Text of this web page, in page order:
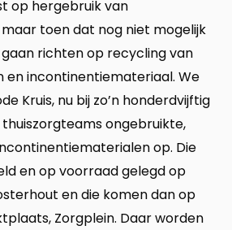
op hergebruik van
toen dat nog niet mogelijk
gaan richten op recycling van
incontinentiemateriaal. We
Kruis, nu bij zo’n honderdvijftig
ongebruikte,
op. Die
en op voorraad gelegd op
en die komen dan op
Zorgplein. Daar worden